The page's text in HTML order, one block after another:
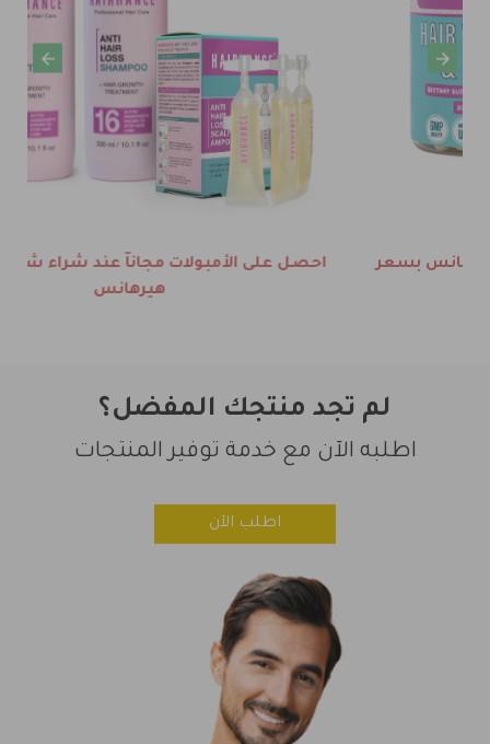
احصل على الأمبولات مجاناّ عند شراء شامبو وبلسم
لم تجد منتجك المفضل؟
اطلبه الآن مع خدمة توفير المنتجات
اطلب الآن